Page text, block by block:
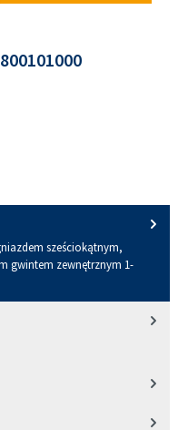
sześciokątnym,
gwintem zewnętrznym 1-